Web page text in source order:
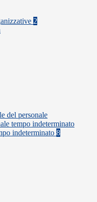
2
del personale
tempo indeterminato
indeterminato 8